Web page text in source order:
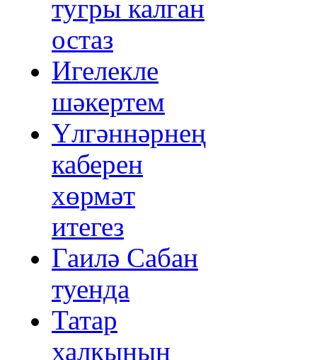
тугры калган
остаз
Игелекле
шәкертем
Үлгәннәрнең
каберен
хөрмәт
итегез
Гаилә Сабан
туенда
Татар
халкының